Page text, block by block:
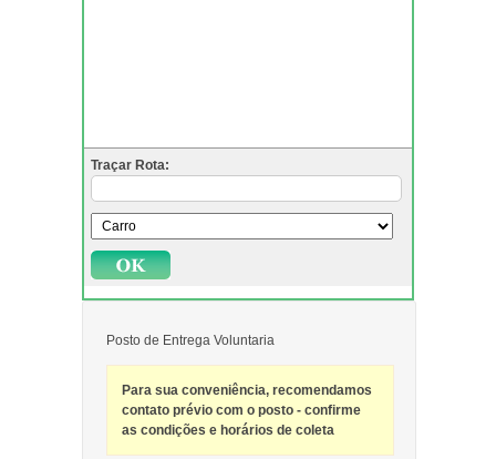
Traçar Rota:
Posto de Entrega Voluntaria
Para sua conveniência, recomendamos
contato prévio com o posto - confirme
as condições e horários de coleta